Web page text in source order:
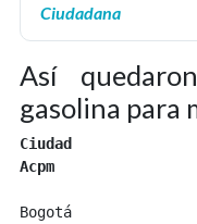
Ciudadana
Así
gasolina para
Ciudad
Acpm
Bogotá 					$12.173